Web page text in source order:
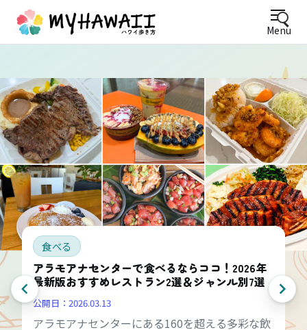
Menu
食べる
アラモアナセンターで食べるならココ！2026年
最新版おすすめレストラン2選＆ジャンル別7選
公開日： 2026.03.13
アラモアナセンターにある160を超える多彩な飲